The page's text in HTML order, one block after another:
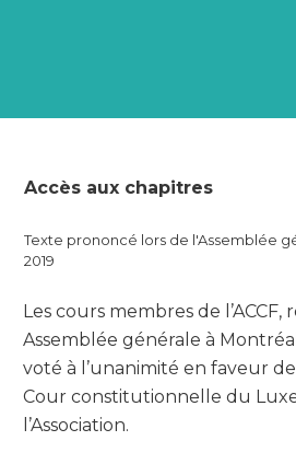
Accès aux chapitres
Texte prononcé lors de l'Assemblée
2019
Les cours membres de l’ACCF,
Assemblée générale à
voté à l’unanimité en faveur de
Cour constitutionnelle du
l’Association.